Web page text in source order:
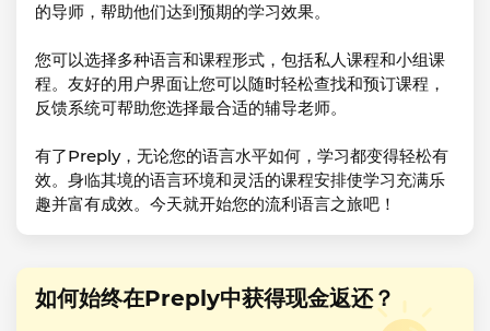
的导师，帮助他们达到预期的学习效果。
您可以选择多种语言和课程形式，包括私人课程和小组课
程。友好的用户界面让您可以随时轻松查找和预订课程，
反馈系统可帮助您选择最合适的辅导老师。
有了Preply，无论您的语言水平如何，学习都变得轻松有
效。身临其境的语言环境和灵活的课程安排使学习充满乐
趣并富有成效。今天就开始您的流利语言之旅吧！
如何始终在Preply中获得现金返还？